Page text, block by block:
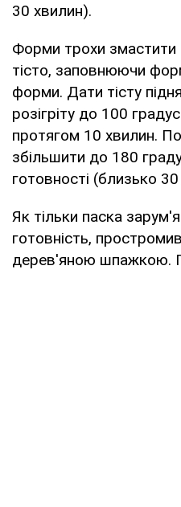
30 хвилин).
Форми трохи
тісто, заповнюючи
форми. Дати тісту
розігріту до 100
протягом 10 хвилин.
збільшити до 180
готовності (близько
Як тільки паска
готовність,
дерев'яною шпажкою.